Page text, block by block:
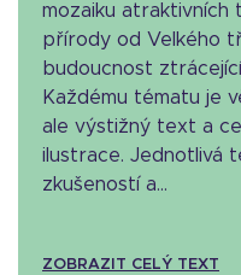
mozaiku atraktivních
přírody od Velkého
budoucnost
Každému tématu je
ale výstižný text a
ilustrace. Jednotlivá
zkušeností a...
ZOBRAZIT CELÝ TEXT